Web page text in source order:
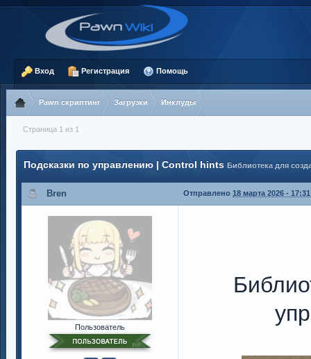
Вход Регистрация Помощь
Pawn скриптинг Загрузки Инклуды
Страница 1 из 1
Подсказки по управлению | Control hints Библиотека для
Bren Отправлено 18 марта 2026 - 17:31
Пользователь